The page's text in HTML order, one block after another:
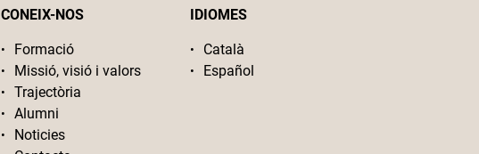
CONEIX-NOS
Formació
Missió, visió i valors
Trajectòria
Alumni
Noticies
IDIOMES
Català
Español